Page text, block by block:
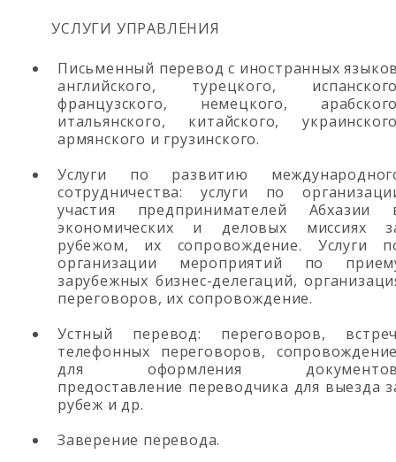
УСЛУГИ УПРАВЛЕНИЯ
Письменный перевод с иностранных
английского, турецкого,
французского, немецкого,
итальянского, китайского,
армянского и грузинского.
Услуги по развитию
сотрудничества: услуги по
участия предпринимателей Абхазии
экономических и деловых миссиях
рубежом, их сопровождение. Услуги
организации мероприятий по
зарубежных бизнес-делегаций,
переговоров, их сопровождение.
Устный перевод: переговоров,
телефонных переговоров,
для оформления
предоставление переводчика для выезда
рубеж и др.
Заверение перевода.